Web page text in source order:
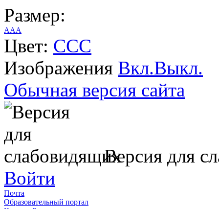
Размер:
AAA
Цвет: CCC
Изображения Вкл.Выкл.
Обычная версия сайта
Версия для
Войти
Почта
Образовательный портал